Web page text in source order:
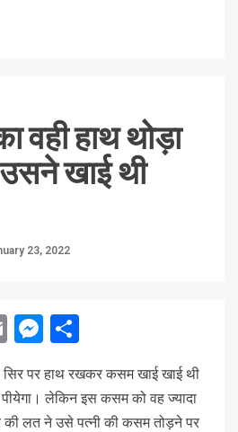
वही हाथ थोड़ा
खाई थी
23, 2022
EmailMessenger
पर हाथ रखकर कसम खाई खाई थी
लेकिन इस कसम को वह ज्यादा
की लत ने उसे पत्नी की कसम तोड़ने पर